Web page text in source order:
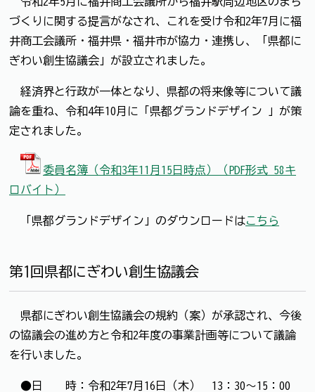
づくりに関する提言がなされ、これを受け令和2年7月に福
井商工会議所・福井県・福井市が協力・連携し、「県都に
ぎわい創生協議会」が設立されました。
経済界と行政が一体となり、県都の将来像等について議
論を重ね、令和4年10月に「県都グランドデザイン 」が策
定されました。
委員名簿（令和3年11月15日時点）（PDF形式 58キ
ロバイト）
「県都グランドデザイン」のダウンロードはこちら
第1回県都にぎわい創生協議会
県都にぎわい創生協議会の規約（案）が承認され、今後
の協議会の進め方と令和2年度の事業計画等について議論
を行いました。
●日 時：令和2年7月16日（木） 13：30～15：00